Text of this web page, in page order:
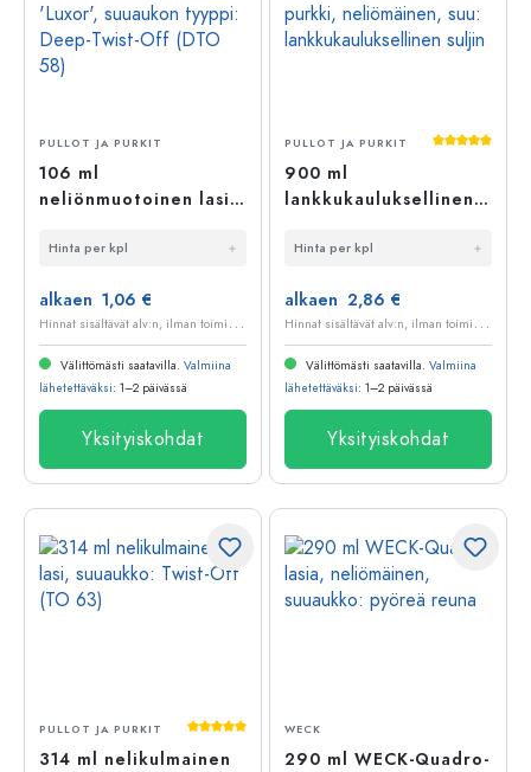
PULLOT JA PURKIT
106 ml
neliönmuotoinen lasi
tyyppi: Deep-Twist-
Hinta per kpl
alkaen 1,06 €
H
innat sisältävät alv:n, ilman toimituskuluja
Välittömästi saatavilla. Valmiina
lähetettäväksi: 1–2 päivässä
Yksityiskohdat
PULLOT JA PURKIT
900 ml
lankkukauluksellinen
suu:
suljin
Hinta per kpl
alkaen 2,86 €
H
innat sisältävät alv:n, ilman toimituskuluja
Välittömästi saatavilla. Valmiina
lähetettäväksi: 1–2 päivässä
Yksityiskohdat
Keskimääräinen arvosana 5 5 tähdestä
PULLOT JA PURKIT
314 ml nelikulmainen
WECK
290 ml WECK-Quadro-